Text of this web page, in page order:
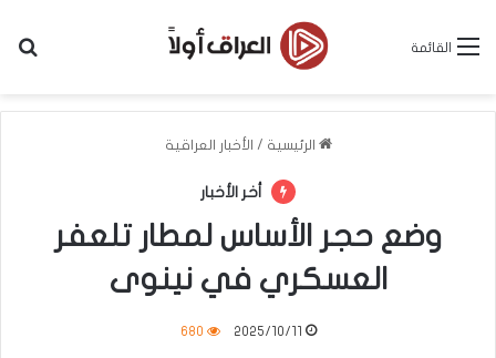
القائمة
الرئيسية / الأخبار العراقية
أخر الأخبار
وضع حجر الأساس لمطار تلعفر
العسكري في نينوى
2025/10/11
680